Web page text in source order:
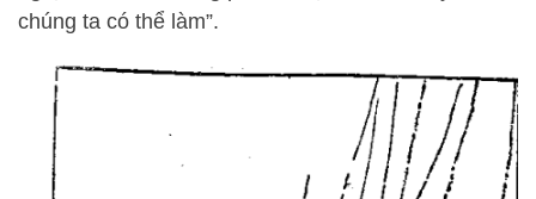
chúng ta có thể làm”.